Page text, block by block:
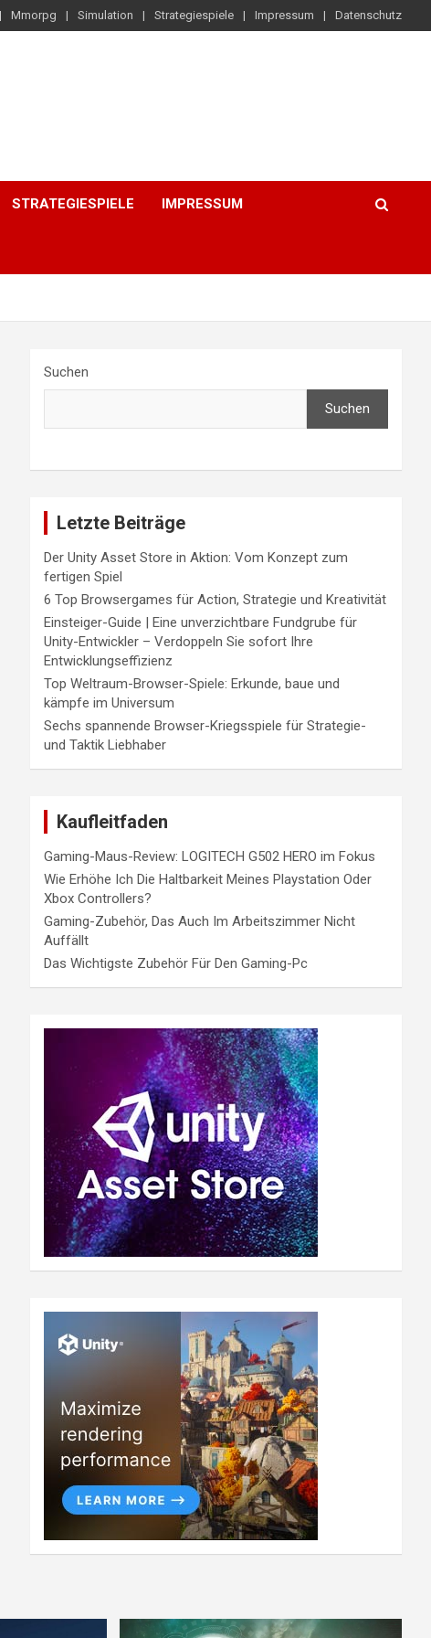
Mmorpg Simulation Strategiespiele Impressum Datenschutz
STRATEGIESPIELE IMPRESSUM
Suchen
Suchen
Letzte Beiträge
Der Unity Asset Store in Aktion: Vom Konzept zum
fertigen Spiel
6 Top Browsergames für Action, Strategie und Kreativität
Einsteiger-Guide | Eine unverzichtbare Fundgrube für
Unity-Entwickler – Verdoppeln Sie sofort Ihre
Entwicklungseffizienz
Top Weltraum-Browser-Spiele: Erkunde, baue und
kämpfe im Universum
Sechs spannende Browser-Kriegsspiele für Strategie-
und Taktik Liebhaber
Kaufleitfaden
Gaming-Maus-Review: LOGITECH G502 HERO im Fokus
Wie Erhöhe Ich Die Haltbarkeit Meines Playstation Oder
Xbox Controllers?
Gaming-Zubehör, Das Auch Im Arbeitszimmer Nicht
Auffällt
Das Wichtigste Zubehör Für Den Gaming-Pc